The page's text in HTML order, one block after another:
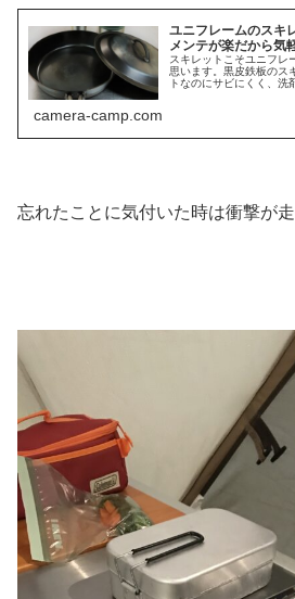
ユニフレームのスキ
メンテが楽だから気
スキレットこそユニフレ
思います。黒皮鉄板のス
トなのにサビにくく、
camera-camp.com
忘れたことに気付いた時は衝撃が走